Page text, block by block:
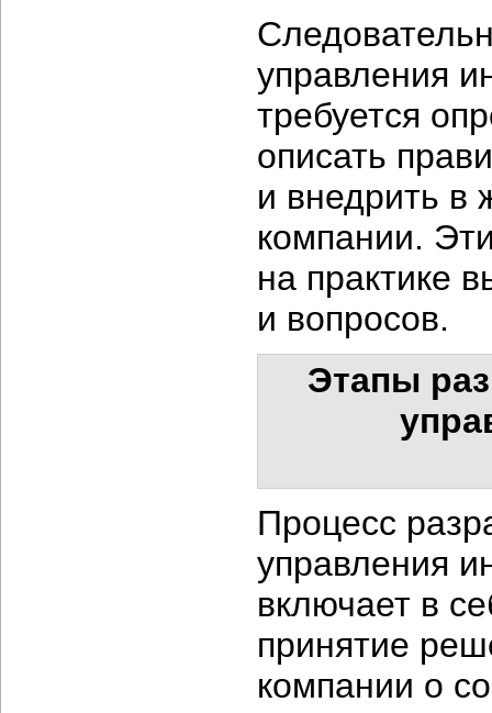
управления
требуется
описать
и внедрить в
компании.
на практике
и вопросов.
Этапы
Процесс
управления
включает в
принятие
компании о